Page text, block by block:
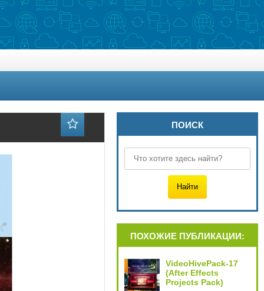
ПОИСК
ПОХОЖИЕ ПУБЛИКАЦИИ:
VideoHivePack-17
(After Effects
Projects Pack)